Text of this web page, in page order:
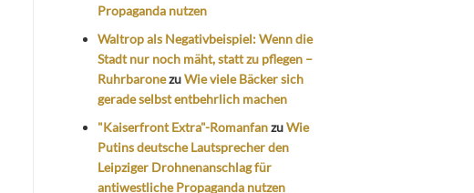
Propaganda nutzen
Waltrop als Negativbeispiel: Wenn die
Stadt nur noch mäht, statt zu pflegen –
RuhrbaronezuWie viele Bäcker sich
gerade selbst entbehrlich machen
"Kaiserfront Extra"-RomanfanzuWie
Putins deutsche Lautsprecher den
Leipziger Drohnenanschlag für
antiwestliche Propaganda nutzen